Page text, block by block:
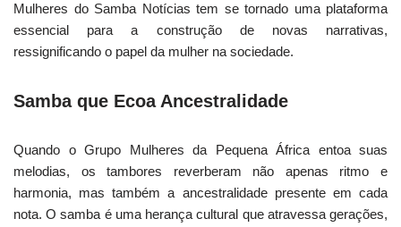
Mulheres do Samba Notícias tem se tornado uma plataforma
essencial para a construção de novas narrativas,
ressignificando o papel da mulher na sociedade.
Samba que Ecoa Ancestralidade
Quando o Grupo Mulheres da Pequena África entoa suas
melodias, os tambores reverberam não apenas ritmo e
harmonia, mas também a ancestralidade presente em cada
nota. O samba é uma herança cultural que atravessa gerações,